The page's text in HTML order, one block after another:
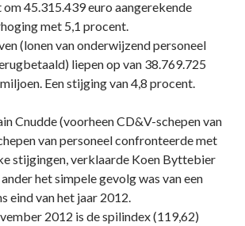
45.315.439 euro aangerekende
met 5,1 procent.
(lonen van onderwijzend personeel
liepen op van 38.769.725
Een stijging van 4,8 procent.
Cnudde (voorheen CD&V-schepen van
van personeel confronteerde met
stijgingen, verklaarde Koen Byttebier
het simpele gevolg was van een
eind van het jaar 2012.
2012 is de spilindex (119,62)